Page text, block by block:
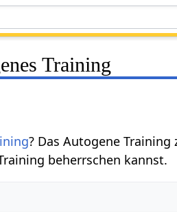
Training
? Das Autogene
beherrschen kannst.